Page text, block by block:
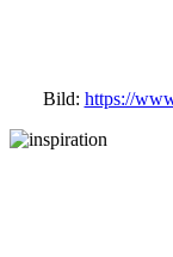
Bild: https://